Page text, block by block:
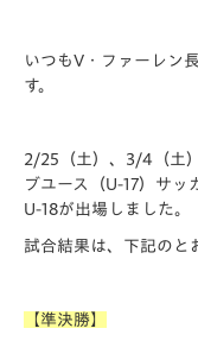
いつもV・ファーレン
す。
2/25（土）、3/4（土
ブユース（U-17）サ
U-18が出場しました。
試合結果は、下記のと
【準決勝】